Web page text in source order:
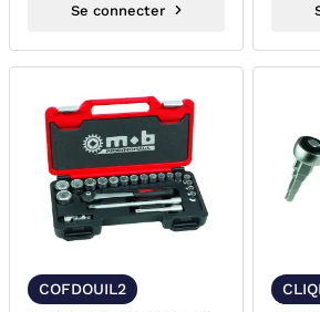
Se connecter
COFDOUIL2